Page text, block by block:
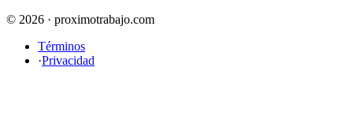
© 2026 · proximotrabajo.com
Términos
·Privacidad